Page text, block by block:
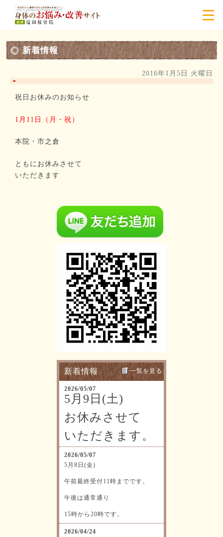
新着情報
2016年1月5日 火曜日
祝日お休みのお知らせ
1月11日（月・祝）
本院・市之倉
ともにお休みさせて
いただきます
新着情報 一覧を見る
2026/05/07
5月9日(土)
お休みさせて
いただきます。
2026/05/07
5月8日(金)
午前最終受付11時までです。
午後は通常通り
15時から20時です。
2026/04/24